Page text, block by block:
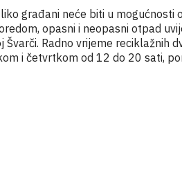
građani neće biti u mogućnosti
opasni i neopasni otpad
Švarči. Radno vrijeme reciklažnih
i četvrtkom od 12 do 20 sati,